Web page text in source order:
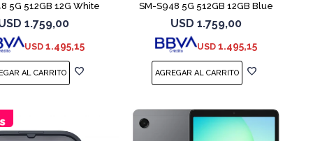
5G 512GB 12G White
1.759,00
USD 1.495,15
SM-S948 5G 512GB 12GB Blue
USD 1.759,00
USD 1.495,15